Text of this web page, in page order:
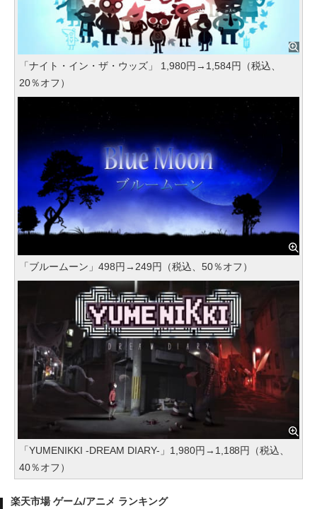
「ナイト・イン・ザ・ウッズ」 1,980円→1,584円（税込、
20％オフ）
「ブルームーン」498円→249円（税込、50％オフ）
「YUMENIKKI -DREAM DIARY-」1,980円→1,188円（税込、
40％オフ）
楽天市場 ゲーム/アニメ ランキング